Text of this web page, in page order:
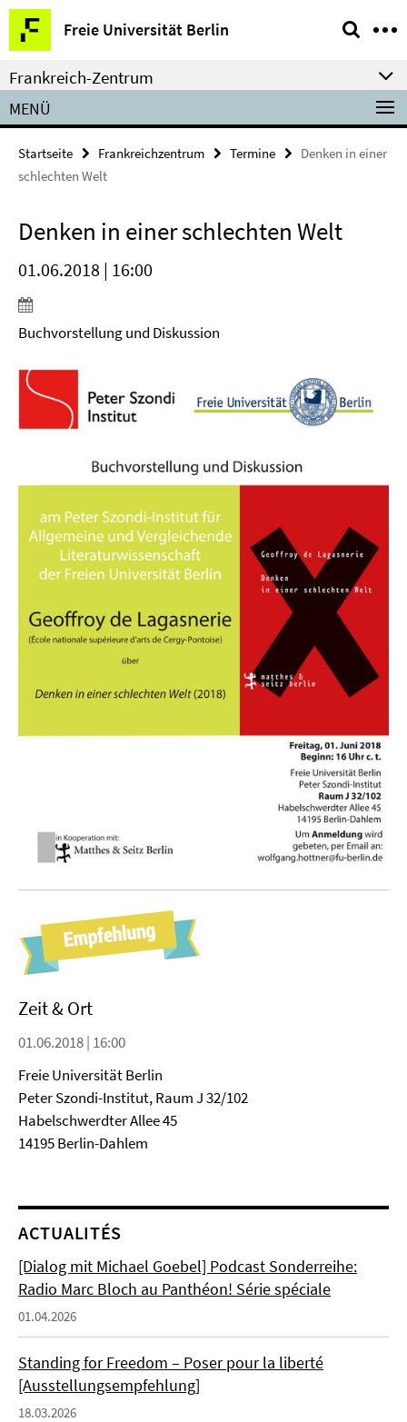
Springe
direkt
zu
Inhalt
Freie Universität Berlin
Service-
Navigation
Frankreich-Zentrum
MENÜ
Startseite Frankreichzentrum Termine
Denken in einer
schlechten Welt
Denken in einer schlechten Welt
01.06.2018 | 16:00
Buchvorstellung und Diskussion
Zeit & Ort
01.06.2018 | 16:00
Freie Universität Berlin
Peter Szondi-Institut, Raum J 32/102
Habelschwerdter Allee 45
14195 Berlin-Dahlem
ACTUALITÉS
[Dialog mit Michael Goebel] Podcast Sonderreihe:
Radio Marc Bloch au Panthéon! Série spéciale
01.04.2026
Standing for Freedom – Poser pour la liberté
[Ausstellungsempfehlung]
18.03.2026